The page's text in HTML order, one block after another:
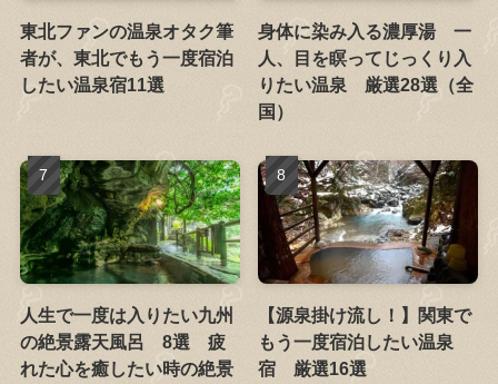
東北ファンの温泉オタク筆
者が、東北でもう一度宿泊
したい温泉宿11選
身体に染み入る濃厚湯 一
人、目を瞑ってじっくり入
りたい温泉 厳選28選（全
国）
人生で一度は入りたい九州
の絶景露天風呂 8選 疲
れた心を癒したい時の絶景
【源泉掛け流し！】関東で
もう一度宿泊したい温泉
宿 厳選16選